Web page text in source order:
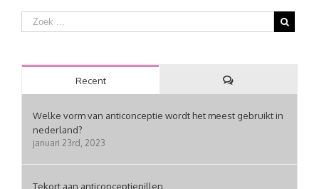
Recent
Welke vorm van anticonceptie wordt het meest gebruikt in
nederland?
januari 23rd, 2023
Tekort aan anticonceptiepillen